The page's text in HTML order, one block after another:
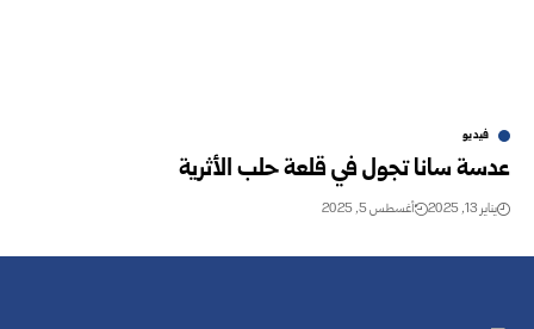
فيديو
عدسة سانا تجول في قلعة حلب الأثرية
يناير 13, 2025 أغسطس 5, 2025